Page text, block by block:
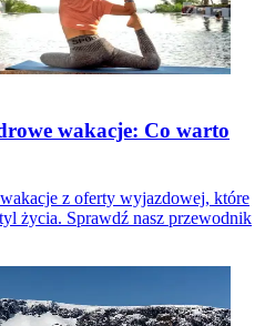
wakacje: Co warto
z oferty wyjazdowej, które
życia. Sprawdź nasz przewodnik